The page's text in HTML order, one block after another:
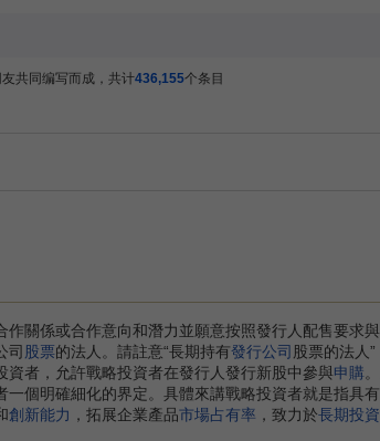
共同编写而成，共计436,155个条目
關係或合作意向和潛力並願意按照發行人配售要求
司 股票的法人。請註意“長期持有發行公司 股票的法人
資者，允許戰略投資者在發行人發行新股中參與申購。
一個明確細化的界定。具體來講戰略投資者就是指具有
創新能力 ，拓展企業產品市場占有率 ，致力於長期投資